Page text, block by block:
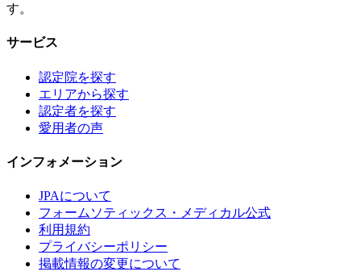
す。
サービス
認定院を探す
エリアから探す
認定者を探す
愛用者の声
インフォメーション
JPAについて
フォームソティックス・メディカル公式
利用規約
プライバシーポリシー
掲載情報の変更について